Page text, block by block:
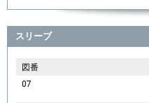
スリーブ
図番
07